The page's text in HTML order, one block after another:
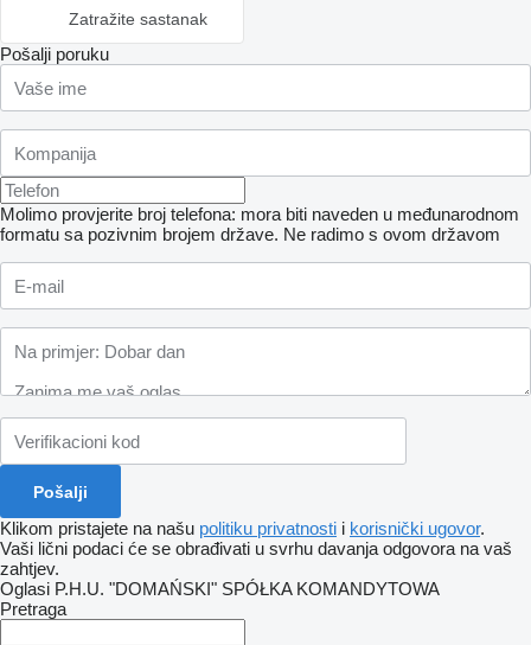
Zatražite sastanak
Pošalji poruku
Molimo provjerite broj telefona: mora biti naveden u međunarodnom
formatu sa pozivnim brojem države. Ne radimo s ovom državom
Klikom pristajete na našu politiku privatnosti i korisnički ugovor.
Vaši lični podaci će se obrađivati ​​u svrhu davanja odgovora na vaš
zahtjev.
Oglasi P.H.U. "DOMAŃSKI" SPÓŁKA KOMANDYTOWA
Pretraga